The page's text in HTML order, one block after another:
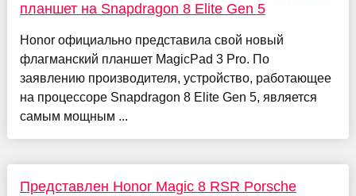
планшет на Snapdragon 8 Elite Gen 5
Honor официально представила свой новый
флагманский планшет MagicPad 3 Pro. По
заявлению производителя, устройство, работающее
на процессоре Snapdragon 8 Elite Gen 5, является
самым мощным ...
Представлен Honor Magic 8 RSR Porsche